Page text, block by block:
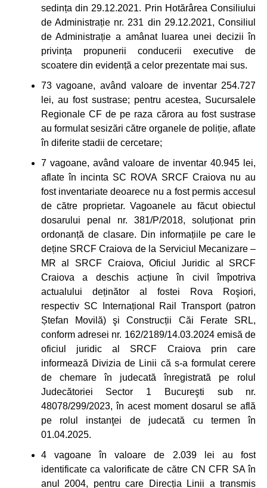
sedința din 29.12.2021. Prin Hotărârea Consiliului
de Administrație nr. 231 din 29.12.2021, Consiliul
de Administrație a amânat luarea unei decizii în
privința propunerii conducerii executive de
scoatere din evidență a celor prezentate mai sus.
73 vagoane, având valoare de inventar 254.727
lei, au fost sustrase; pentru acestea, Sucursalele
Regionale CF de pe raza cărora au fost sustrase
au formulat sesizări către organele de poliție, aflate
în diferite stadii de cercetare;
7 vagoane, având valoare de inventar 40.945 lei,
aflate în incinta SC ROVA SRCF Craiova nu au
fost inventariate deoarece nu a fost permis accesul
de către proprietar. Vagoanele au făcut obiectul
dosarului penal nr. 381/P/2018, soluționat prin
ordonanță de clasare. Din informațiile pe care le
deține SRCF Craiova de la Serviciul Mecanizare –
MR al SRCF Craiova, Oficiul Juridic al SRCF
Craiova a deschis acțiune în civil împotriva
actualului deținător al fostei Rova Roşiori,
respectiv SC Internațional Rail Transport (patron
Ștefan Movilă) şi Construcții Căi Ferate SRL,
conform adresei nr. 162/2189/14.03.2024 emisă de
oficiul juridic al SRCF Craiova prin care
informează Divizia de Linii că s-a formulat cerere
de chemare în judecată înregistrată pe rolul
Judecătoriei Sector 1 Bucureşti sub nr.
48078/299/2023, în acest moment dosarul se află
pe rolul instanţei de judecată cu termen în
01.04.2025.
4 vagoane în valoare de 2.039 lei au fost
identificate ca valorificate de către CN CFR SA în
anul 2004, pentru care Direcția Linii a transmis